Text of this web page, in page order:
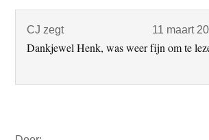
CJ zegt 11 maart
Dankjewel Henk, was weer fijn om te